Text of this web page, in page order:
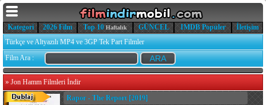
Kategori 2026 Film Top 10 Haftalık GÜNCEL IMDB Popüler
İletişim
Türkçe ve Altyazılı MP4 ve 3GP Tek Part Filmler
Film Ara :
» Jon Hamm Filmleri İndir
Rapor - The Report [2019]